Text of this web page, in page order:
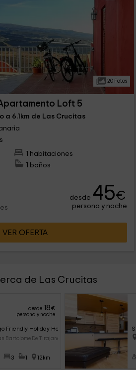
20 Fotos
Loft 5
a 6.1km de Las Crucitas
1 habitaciones
1 baños
desde 45€
persona y noche
VER OFERTA
de Las Crucitas
desde 18€
persona y noche
Friendly Holiday Home
Bartolome De Tirajana (Gra
3 1 12km